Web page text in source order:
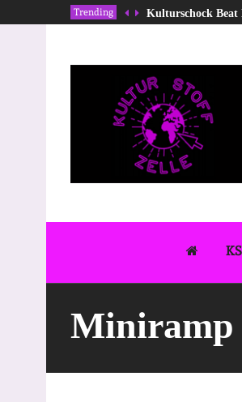
Trending Kulturschock Beat
Miniramp